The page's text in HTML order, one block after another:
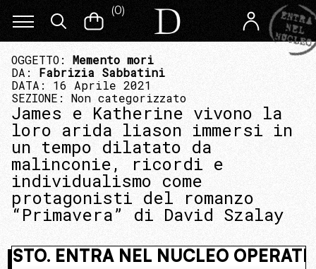
(0)
OGGETTO: Memento mori
DA: Fabrizia Sabbatini
DATA: 16 Aprile 2021
SEZIONE: Non categorizzato
James e Katherine vivono la
loro arida liason immersi in
un tempo dilatato da
malinconie, ricordi e
individualismo come
protagonisti del romanzo
“Primavera” di David Szalay
ENTRA NEL NUCLEO